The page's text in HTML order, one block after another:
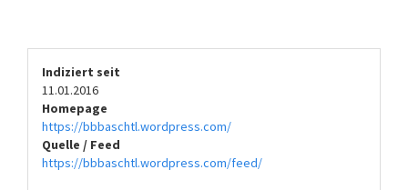
Indiziert seit
11.01.2016
Homepage
https://bbbaschtl.wordpress.com/
Quelle / Feed
https://bbbaschtl.wordpress.com/feed/